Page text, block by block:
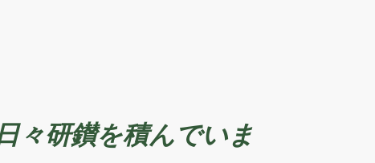
々研鑚を積んでいま